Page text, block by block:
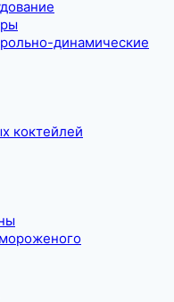
динамические
коктейлей